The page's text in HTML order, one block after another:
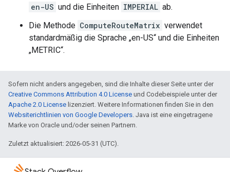
en-US und die Einheiten IMPERIAL ab.
Die Methode ComputeRouteMatrix verwendet
standardmäßig die Sprache „en-US“ und die Einheiten
„METRIC“.
Sofern nicht anders angegeben, sind die Inhalte dieser Seite unter der
Creative Commons Attribution 4.0 License und Codebeispiele unter der
Apache 2.0 License lizenziert. Weitere Informationen finden Sie in den
Websiterichtlinien von Google Developers. Java ist eine eingetragene
Marke von Oracle und/oder seinen Partnern.
Zuletzt aktualisiert: 2026-05-31 (UTC).